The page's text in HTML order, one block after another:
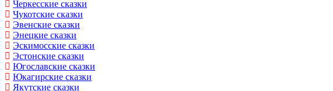
Черкесские сказки
Чукотские сказки
Эвенские сказки
Энецкие сказки
Эскимосские сказки
Эстонские сказки
Югославские сказки
Юкагирские сказки
Якутские сказки